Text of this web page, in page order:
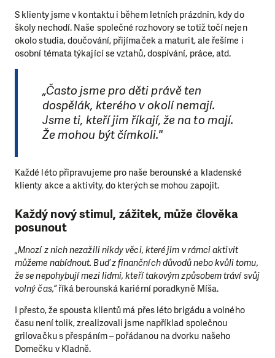
S klienty jsme v kontaktu i během letních prázdnin, kdy do
školy nechodí. Naše společné rozhovory se totiž točí nejen
okolo studia, doučování, přijímaček a maturit, ale řešíme i
osobní témata týkající se vztahů, dospívání, práce, atd.
„Často jsme pro děti právě ten
dospělák, kterého v okolí nemají.
Jsme ti, kteří jim říkají, že na to mají.
Že mohou být čímkoli."
Každé léto připravujeme pro naše berounské a kladenské
klienty akce a aktivity, do kterých se mohou zapojit.
Každý nový stimul, zážitek, může člověka
posunout
„Mnozí z nich nezažili nikdy věci, které jim v rámci aktivit
můžeme nabídnout. Buď z finančních důvodů nebo kvůli tomu,
že se nepohybují mezi lidmi, kteří takovým způsobem tráví svůj
volný čas,“říká berounská kariérní poradkyně Míša.
I přesto, že spousta klientů má přes léto brigádu a volného
času není tolik, zrealizovali jsme například společnou
grilovačku s přespáním – pořádanou na dvorku našeho
Domečku v Kladně.